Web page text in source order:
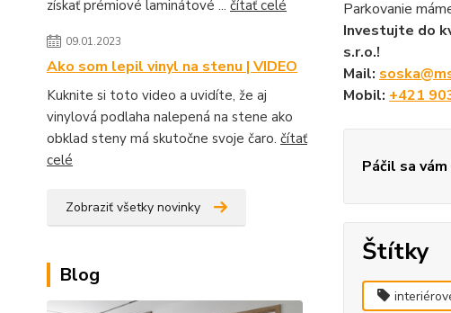
získať prémiové laminátové ... čítať celé
09.01.2023
Ako som lepil vinyl na stenu | VIDEO
Kuknite si toto video a uvidíte, že aj
vinylová podlaha nalepená na stene ako
obklad steny má skutočne svoje čaro. čítať
celé
Zobraziť všetky novinky
Blog
Parkovanie
Investujte do
s.r.o.!
Mail:
Mobil: +421
Páčil sa
Štítky